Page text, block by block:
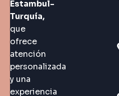
Estambul-
Turquía,
que
ofrece
atención
personalizada
y una
experiencia